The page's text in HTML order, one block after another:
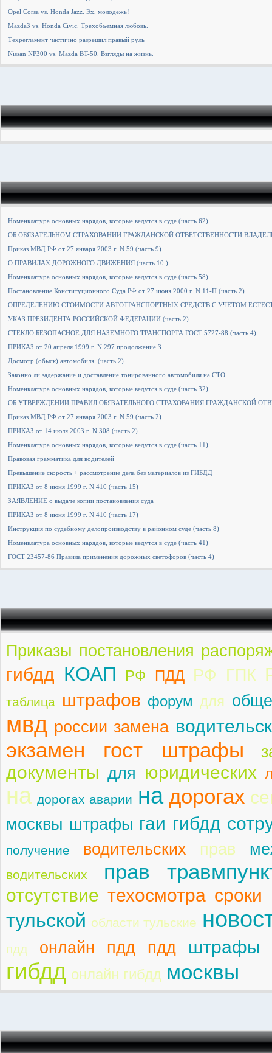
Opel Corsa vs. Honda Jazz. Эх, молодежь!
Mazda3 vs. Honda Civic. Трехобъемная любовь.
Техрегламент частично разрешил правый руль
Nissan NP300 vs. Mazda BT-50. Взгляды на жизнь.
Номенклатура основных нарядов, которые ведутся в суде (часть 62)
ОБ ОБЯЗАТЕЛЬНОМ СТРАХОВАНИИ ГРАЖДАНСКОЙ ОТВЕТСТВЕННОСТИ
Приказ МВД РФ от 27 января 2003 г. N 59 (часть 9)
О ПРАВИЛАХ ДОРОЖНОГО ДВИЖЕНИЯ (часть 10 )
Номенклатура основных нарядов, которые ведутся в суде (часть 58)
Постановление Конституционного Суда РФ от 27 июня 2000 г. N 11-П (часть 2)
ОПРЕДЕЛЕНИЮ СТОИМОСТИ АВТОТРАНСПОРТНЫХ СРЕДСТВ С УЧЕТОМ
УКАЗ ПРЕЗИДЕНТА РОССИЙСКОЙ ФЕДЕРАЦИИ (часть 2)
СТЕКЛО БЕЗОПАСНОЕ ДЛЯ НАЗЕМНОГО ТРАНСПОРТА ГОСТ 5727-88 (часть 4)
ПРИКАЗ от 20 апреля 1999 г. N 297 продолжение 3
Досмотр (обыск) автомобиля. (часть 2)
Законно ли задержание и доставление тонированного автомобиля на СТО
Номенклатура основных нарядов, которые ведутся в суде (часть 32)
ОБ УТВЕРЖДЕНИИ ПРАВИЛ ОБЯЗАТЕЛЬНОГО СТРАХОВАНИЯ ГРАЖДАНСКОЙ
Приказ МВД РФ от 27 января 2003 г. N 59 (часть 2)
ПРИКАЗ от 14 июля 2003 г. N 308 (часть 2)
Номенклатура основных нарядов, которые ведутся в суде (часть 11)
Правовая грамматика для водителей
Превышение скорость + рассмотрение дела без материалов из ГИБДД
ПРИКАЗ от 8 июня 1999 г. N 410 (часть 15)
ЗАЯВЛЕНИЕ о выдаче копии постановления суда
ПРИКАЗ от 8 июня 1999 г. N 410 (часть 17)
Инструкция по судебному делопроизводству в районном суде (часть 8)
Номенклатура основных нарядов, которые ведутся в суде (часть 41)
ГОСТ 23457-86 Правила применения дорожных светофоров (часть 4)
Приказы постановления
гибдд КОАП РФ ПДД РФ ГПК
таблица штрафов форум для
мвд россии замена
экзамен гост штрафы
документы для юридических
на дорогах аварии на дорогах
москвы штрафы гаи гибдд
получение водительских прав
водительских прав
отсутствие техосмотра сроки
тульской области тульские
пдд онлайн пдд пдд штрафы
гибдд онлайн гибдд москвы